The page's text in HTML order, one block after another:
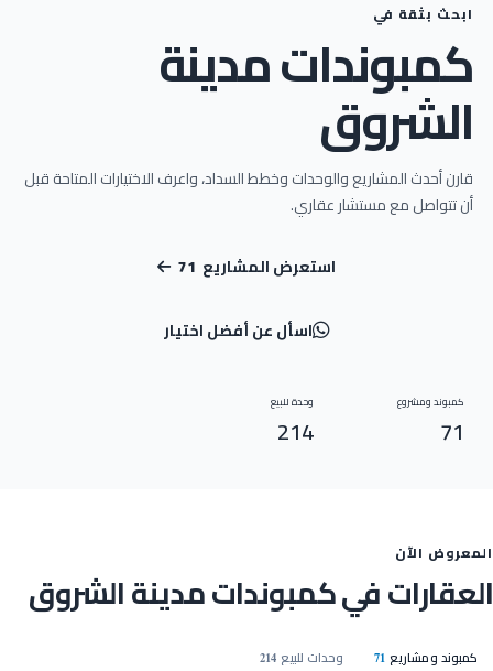
ابحث بثقة في
كمبوندات مدينة
الشروق
قارن أحدث المشاريع والوحدات وخطط السداد، واعرف الاختيارات المتاحة قبل
أن تتواصل مع مستشار عقاري.
استعرض المشاريع 71
اسأل عن أفضل اختيار
كمبوند ومشروع
71
وحدة للبيع
214
المعروض الآن
العقارات في كمبوندات مدينة الشروق
كمبوند ومشاريع 71 وحدات للبيع 214